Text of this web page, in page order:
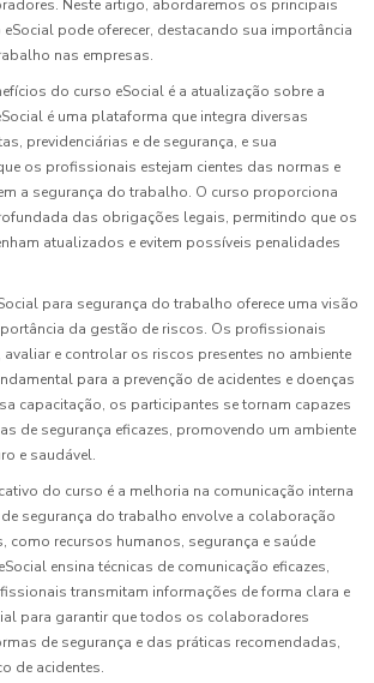
Neste artigo, abordaremos os principais
pode oferecer, destacando sua importância
nas empresas.
do curso eSocial é a atualização sobre a
é uma plataforma que integra diversas
previdenciárias e de segurança, e sua
os profissionais estejam cientes das normas e
a segurança do trabalho. O curso proporciona
das obrigações legais, permitindo que os
atualizados e evitem possíveis penalidades
para segurança do trabalho oferece uma visão
da gestão de riscos. Os profissionais
avaliar e controlar os riscos presentes no ambiente
para a prevenção de acidentes e doenças
capacitação, os participantes se tornam capazes
de segurança eficazes, promovendo um ambiente
e saudável.
do curso é a melhoria na comunicação interna
segurança do trabalho envolve a colaboração
como recursos humanos, segurança e saúde
ensina técnicas de comunicação eficazes,
transmitam informações de forma clara e
para garantir que todos os colaboradores
de segurança e das práticas recomendadas,
de acidentes.